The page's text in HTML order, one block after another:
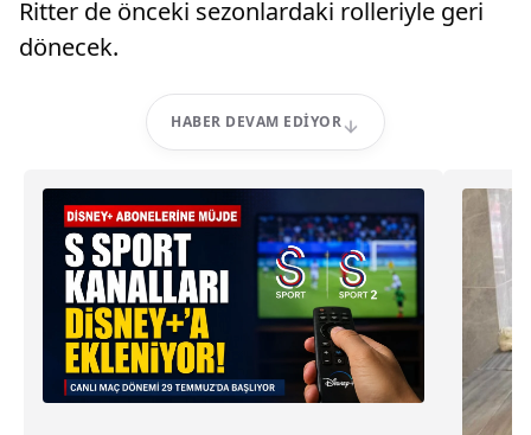
Ritter de önceki sezonlardaki rolleriyle geri
dönecek.
HABER DEVAM EDIYOR